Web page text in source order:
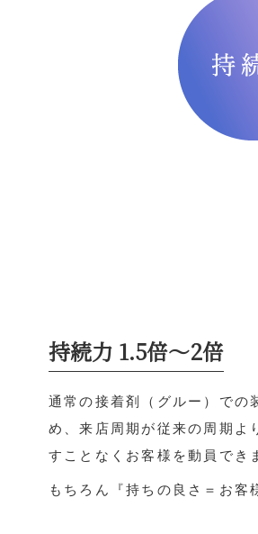
持続力 1.5倍～2倍
通常の接着剤（グルー）での
め、来店周期が従来の周期よ
すことなくお客様を動員でき
もちろん『持ちの良さ＝お客